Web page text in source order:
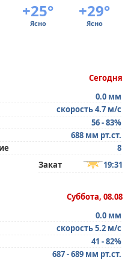
+25° +29°
Ясно Ясно
Сегодня
0.0 мм
скорость 4.7 м/с
56 - 83%
688 мм рт.ст.
8
Закат 19:31
Суббота, 08.08
0.0 мм
скорость 5.2 м/с
41 - 82%
687 - 689 мм рт.ст.